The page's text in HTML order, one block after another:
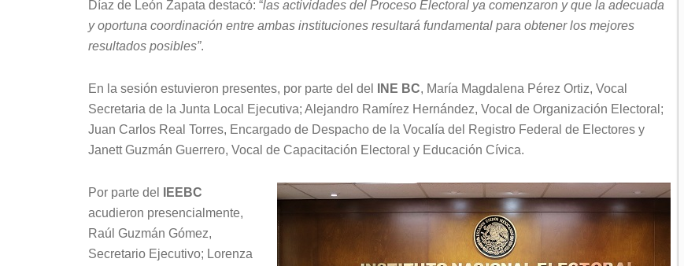
Díaz de León Zapata destacó: “las actividades del Proceso Electoral ya comenzaron y que la adecuada
y oportuna coordinación entre ambas instituciones resultará fundamental para obtener los mejores
resultados posibles”.
En la sesión estuvieron presentes, por parte del del INE BC, María Magdalena Pérez Ortiz, Vocal
Secretaria de la Junta Local Ejecutiva; Alejandro Ramírez Hernández, Vocal de Organización Electoral;
Juan Carlos Real Torres, Encargado de Despacho de la Vocalía del Registro Federal de Electores y
Janett Guzmán Guerrero, Vocal de Capacitación Electoral y Educación Cívica.
Por parte del
IEEBC
acudieron presencialmente,
Raúl Guzmán Gómez,
Secretario Ejecutivo; Lorenza